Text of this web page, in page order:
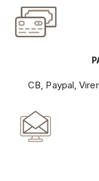
CB, Paypal,